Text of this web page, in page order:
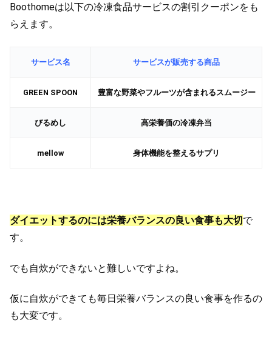
Boothomeは以下の冷凍食品サービスの割引クーポンをも
らえます。
サービス名 サービスが販売する商品
GREEN SPOON 豊富な野菜やフルーツが含まれるスムージー
びるめし 高栄養価の冷凍弁当
mellow 身体機能を整えるサプリ
ダイエットするのには栄養バランスの良い食事も大切で
す。
でも自炊ができないと難しいですよね。
仮に自炊ができても毎日栄養バランスの良い食事を作るの
も大変です。